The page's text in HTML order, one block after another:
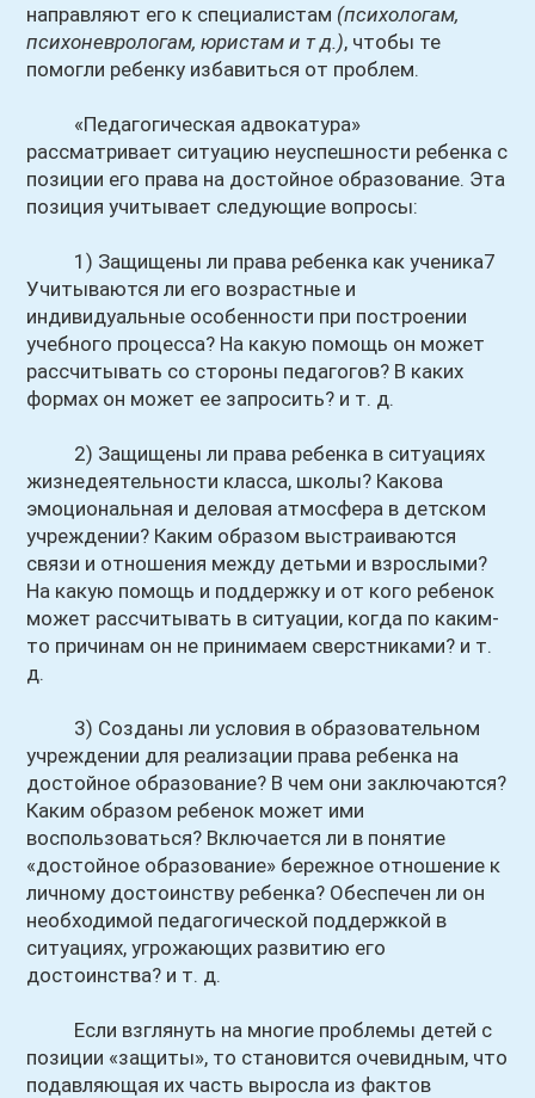
направляют его к специалистам (психологам,
психоневрологам, юристам и т д.), чтобы те
помогли ребенку избавиться от проблем.
«Педагогическая адвокатура»
рассматривает ситуацию неуспешности ребенка с
позиции его права на достойное образование. Эта
позиция учитывает следующие вопросы:
1) Защищены ли права ребенка как ученика7
Учитываются ли его возрастные и
индивидуальные особенности при построении
учебного процесса? На какую помощь он может
рассчитывать со стороны педагогов? В каких
формах он может ее запросить? и т. д.
2) Защищены ли права ребенка в ситуациях
жизнедеятельности класса, школы? Какова
эмоциональная и деловая атмосфера в детском
учреждении? Каким образом выстраиваются
связи и отношения между детьми и взрослыми?
На какую помощь и поддержку и от кого ребенок
может рассчитывать в ситуации, когда по каким-
то причинам он не принимаем сверстниками? и т.
д.
3) Созданы ли условия в образовательном
учреждении для реализации права ребенка на
достойное образование? В чем они заключаются?
Каким образом ребенок может ими
воспользоваться? Включается ли в понятие
«достойное образование» бережное отношение к
личному достоинству ребенка? Обеспечен ли он
необходимой педагогической поддержкой в
ситуациях, угрожающих развитию его
достоинства? и т. д.
Если взглянуть на многие проблемы детей с
позиции «защиты», то становится очевидным, что
подавляющая их часть выросла из фактов